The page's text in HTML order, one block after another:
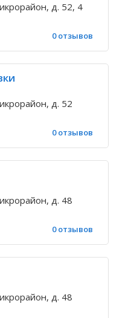
д. 52, 4
0 отзывов
д. 52
0 отзывов
д. 48
0 отзывов
д. 48